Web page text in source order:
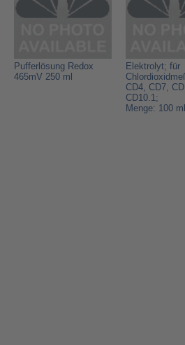
Pufferlösung Redox
465mV 250 ml
Elektrolyt; für
CD4, CD7,
CD10.1;
Menge: 100 ml